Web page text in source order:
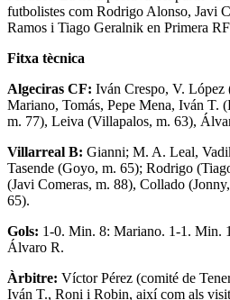
futbolistes com Rodrigo Alonso, Javi
Ramos i Tiago Geralnik en Primera
Fitxa tècnica
Algeciras CF: Iván Crespo, V. López
Mariano, Tomás, Pepe Mena, Iván T.
m. 77), Leiva (Villapalos, m. 63),
Villarreal B: Gianni; M. A. Leal,
Tasende (Goyo, m. 65); Rodrigo
(Javi Comeras, m. 88), Collado
65).
Gols: 1-0. Min. 8: Mariano. 1-1. Min.
Álvaro R.
Àrbitre: Víctor Pérez (comité de
Iván T., Roni i Robin, així com als